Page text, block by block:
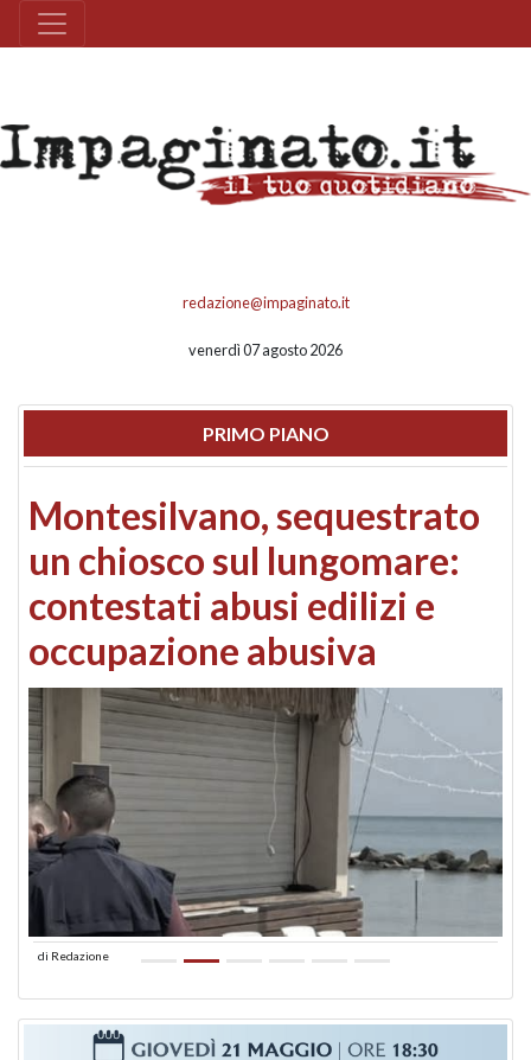
redazione@impaginato.it
venerdì 07 agosto 2026
PRIMO PIANO
Montesilvano, sequestrato
un chiosco sul lungomare:
contestati abusi edilizi e
occupazione abusiva
di Redazione